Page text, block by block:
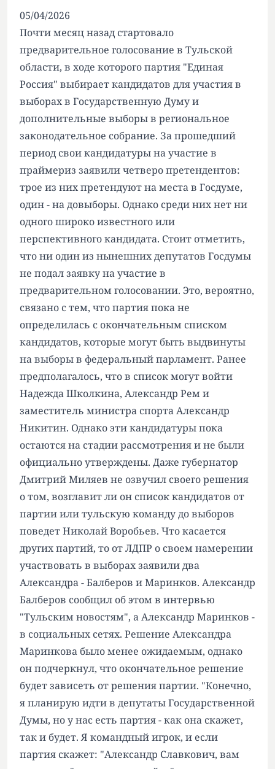
05/04/2026
Почти месяц назад стартовало
предварительное голосование в Тульской
области, в ходе которого партия "Единая
Россия" выбирает кандидатов для участия в
выборах в Государственную Думу и
дополнительные выборы в региональное
законодательное собрание. За прошедший
период свои кандидатуры на участие в
праймериз заявили четверо претендентов:
трое из них претендуют на места в Госдуме,
один - на довыборы. Однако среди них нет ни
одного широко известного или
перспективного кандидата. Стоит отметить,
что ни один из нынешних депутатов Госдумы
не подал заявку на участие в
предварительном голосовании. Это, вероятно,
связано с тем, что партия пока не
определилась с окончательным списком
кандидатов, которые могут быть выдвинуты
на выборы в федеральный парламент. Ранее
предполагалось, что в список могут войти
Надежда Школкина, Александр Рем и
заместитель министра спорта Александр
Никитин. Однако эти кандидатуры пока
остаются на стадии рассмотрения и не были
официально утверждены. Даже губернатор
Дмитрий Миляев не озвучил своего решения
о том, возглавит ли он список кандидатов от
партии или тульскую команду до выборов
поведет Николай Воробьев. Что касается
других партий, то от ЛДПР о своем намерении
участвовать в выборах заявили два
Александра - Балберов и Маринков. Александр
Балберов сообщил об этом в интервью
"Тульским новостям", а Александр Маринков -
в социальных сетях. Решение Александра
Маринкова было менее ожидаемым, однако
он подчеркнул, что окончательное решение
будет зависеть от решения партии. "Конечно,
я планирую идти в депутаты Государственной
Думы, но у нас есть партия - как она скажет,
так и будет. Я командный игрок, и если
партия скажет: "Александр Славкович, вам